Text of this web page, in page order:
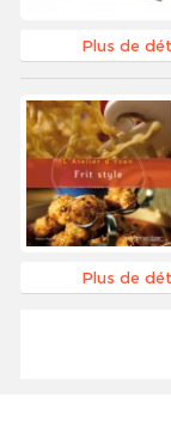
Plus de
Plus de